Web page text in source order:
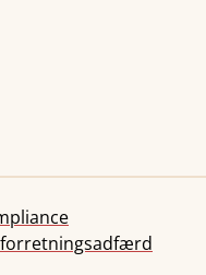
forretningsadfærd